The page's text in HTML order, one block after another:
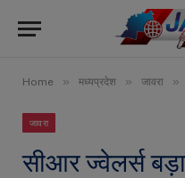
Home » मध्यप्रदेश » जावरा »
जावरा
सीआर ज्वेलर्स